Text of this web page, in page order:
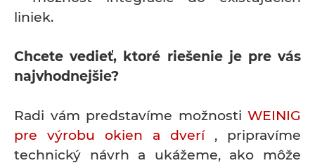
liniek.
Chcete vedieť, ktoré riešenie je pre vás
najvhodnejšie?
Radi vám predstavíme možnosti WEINIG
pre výrobu okien a dverí , pripravíme
technický návrh a ukážeme, ako môže